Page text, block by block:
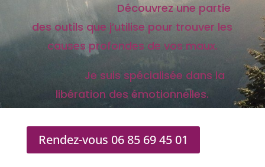
Découvrez une partie
des outils que j’utilise pour trouver les
causes profondes de vos maux.
Je suis spécialisée dans la
libération des émotionnelles.
Rendez-vous 06 85 69 45 01